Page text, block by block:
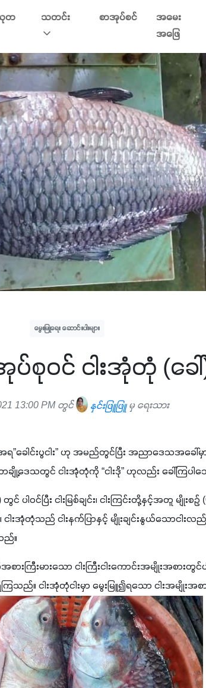
တ သတင်း စာအုပ်စင်
အမေး
အဖြေ
မွေးမြူရေး ဆောင်းပါးများ
အုပ်စုဝင် ငါးအုံတုံ (ခေ
13:00 PM တွင် နှင်းဖြူဖြူမှ ရေးသား
ေါင်းပွငါး” ဟု အမည်တွင်ပြီး အညာဒေသအခေါ်မှ
ချို့ဒေသတွင် ငါးအုံတုံကို “ငါးဒို” ဟုလည်း ခေါ်ကြပါ
ပါဝင်ပြီး ငါးမြစ်ချင်း၊ ငါးကြင်းတို့နှင့်အတူ မျိုးစဥ်
တုံသည် ငါးနက်ပြာနှင့် မျိုးချင်းနွယ်သောငါးလည်
ည်။
ားကြီးမားသော ငါးကြီးငါးကောင်းအမျိုးအစားတွင်
ြသည်။ ငါးအုံတုံငါးမှာ မွေးမြူ၍ရသော ငါးအမျိုးအစ